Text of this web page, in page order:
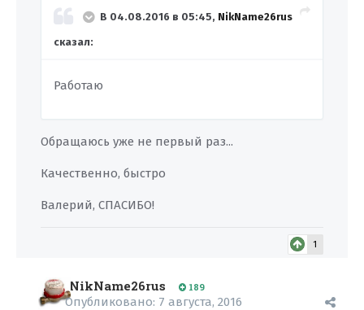
В 04.08.2016 в 05:45, NikName26rus
сказал:
Работаю
Обращаюсь уже не первый раз...
Качественно, быстро
Валерий, СПАСИБО!
1
NikName26rus 189
Опубликовано: 7 августа, 2016